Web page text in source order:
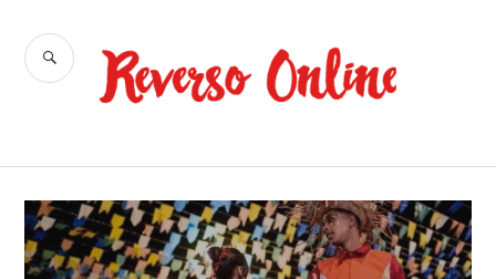
para
conteúdo
Reverso
BUSCA